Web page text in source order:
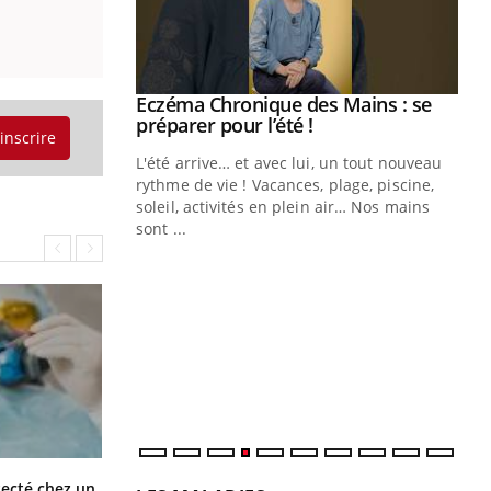
Youtube
Eczéma Chronique des Mains : se
préparer pour l’été !Youtube
L'été arrive… et avec lui, un tout nouveau
rythme de vie ! Vacances, plage, piscine,
soleil, activités en plein air… Nos mains
sont ...